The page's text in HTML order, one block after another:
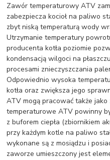
Zawór temperaturowy ATV
zabezpiecza kocioł na paliwo
zbyt niską temperaturą wody
Utrzymanie temperatury
producenta kotła poziomie
kondensacją wilgoci na
procesami znieczyszczania
Odpowiednio wysoka
kotła oraz zwiększa jego
ATV mogą pracować także
temperaturowe ATV powinny
z buforem ciepła (zbiornikiem
przy każdym kotle na paliwo
wykonane są z mosiądzu i
zaworze umieszczony jest